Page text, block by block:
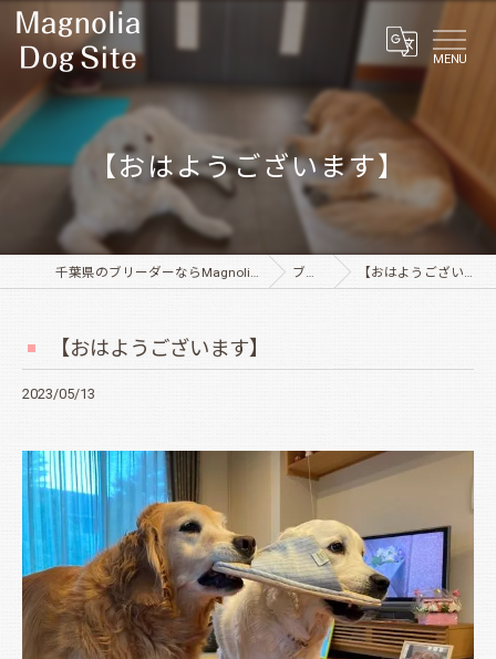
MENU
【おはようございます】
千葉県のブリーダーならMagnolia Dog Site ブログ 【おはようございます】
【おはようございます】
2023/05/13